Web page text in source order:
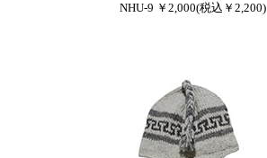
NHU-9 ￥2,000(税込￥2,200)